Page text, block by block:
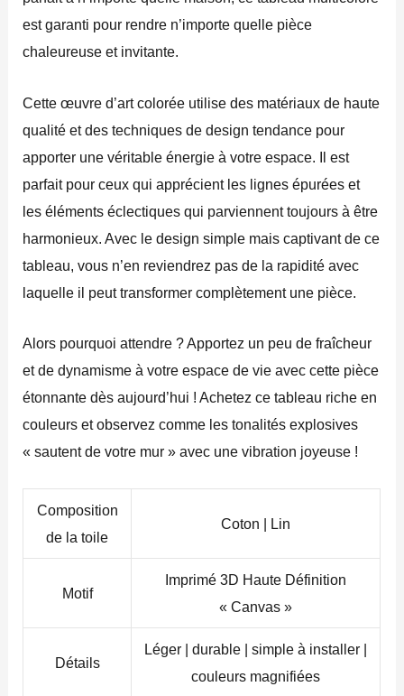
est garanti pour rendre n’importe quelle pièce
chaleureuse et invitante.
Cette œuvre d’art colorée utilise des matériaux de haute
qualité et des techniques de design tendance pour
apporter une véritable énergie à votre espace. Il est
parfait pour ceux qui apprécient les lignes épurées et
les éléments éclectiques qui parviennent toujours à être
harmonieux. Avec le design simple mais captivant de ce
tableau, vous n’en reviendrez pas de la rapidité avec
laquelle il peut transformer complètement une pièce.
Alors pourquoi attendre ? Apportez un peu de fraîcheur
et de dynamisme à votre espace de vie avec cette pièce
étonnante dès aujourd’hui ! Achetez ce tableau riche en
couleurs et observez comme les tonalités explosives
« sautent de votre mur » avec une vibration joyeuse !
Composition
de la toile
Coton | Lin
Motif
Imprimé 3D Haute Définition
« Canvas »
Détails
Léger | durable | simple à installer |
couleurs magnifiées